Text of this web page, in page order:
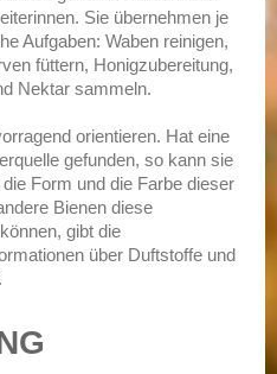
Sie übernehmen je
Aufgaben: Waben reinigen,
füttern, Honigzubereitung,
Nektar sammeln.
orientieren. Hat eine
gefunden, so kann sie
Form und die Farbe dieser
Bienen diese
gibt die
über Duftstoffe und